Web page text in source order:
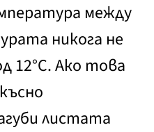
между
никога не
12°C. Ако това
листата